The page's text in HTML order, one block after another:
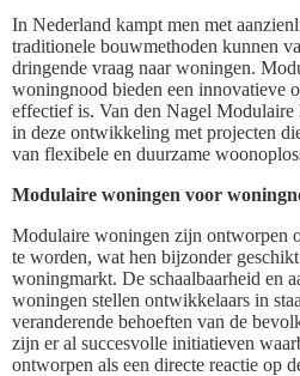
In Nederland kampt men met
traditionele bouwmethoden kunnen
dringende vraag naar woningen.
woningnood bieden een innovatieve
effectief is. Van den Nagel
in deze ontwikkeling met projecten
van flexibele en duurzame
Modulaire woningen voor
Modulaire woningen zijn ontworpen
te worden, wat hen bijzonder
woningmarkt. De schaalbaarheid en
woningen stellen ontwikkelaars in
veranderende behoeften van de
zijn er al succesvolle initiatieven
ontworpen als een directe reactie op